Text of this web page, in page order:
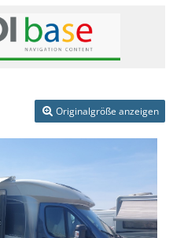
Originalgröße anzeigen